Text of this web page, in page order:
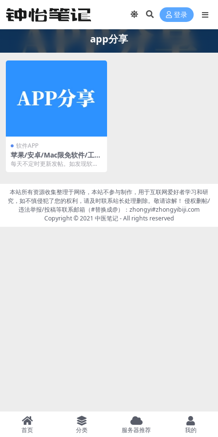
登录
app分享
软件APP
苹果/安卓/Mac限免软件/工
具/游戏分享
每天不定时更新发帖。如发现软件
本站所有资源收集整理于网络，本站不参与制作，用于互联网爱好者学习和研
究，如不慎侵犯了您的权利，请及时联系站长处理删除。敬请谅解！ 侵权删帖/
违法举报/投稿等联系邮箱（#替换成@）：zhongyi#zhongyibiji.com
Copyright © 2021 中医笔记- All rights reserved
首页 分类 服务器推荐 我的